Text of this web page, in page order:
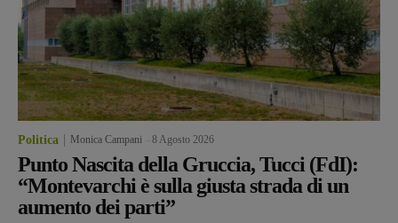
Politica Monica Campani 8 Agosto 2026
Punto Nascita della Gruccia, Tucci (FdI):
“Montevarchi è sulla giusta strada di un
aumento dei parti”